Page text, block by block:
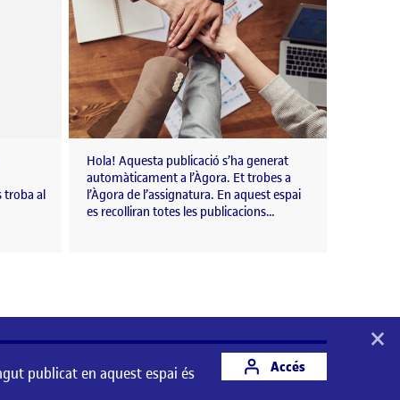
troba al
Hola! Aquesta publicació s’ha generat
automàticament a l’Àgora. Et trobes a
l’Àgora de l’assignatura. En aquest espai
es recolliran totes les publicacions…
publicat en aquest espai és
Accés
×